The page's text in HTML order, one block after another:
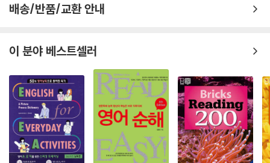
할 수 있다. 영어가 부담스럽고 어렵게 느껴지는 사람이라면 문장을 꼼꼼
과 어휘력이 탄탄해지는 것을 느낄 수 있다. 하루 1시간씩 꾸준하게 자기
전이나 새벽 시간 등 자투리 시간을 활용해서 읽으면 좋다.
영한대역 삼국지의 효과
-삼국지를 좋아하는 사람은 삼국지의 재미를 더욱 폭넓게 느낄 수 있다.
-재미있게 읽으면서 자연스럽게 영어 실력이 향상되고 세상에 대한 깊은
통찰력과 지혜를 갖춘 전략을 배운다.
배송/반품/교환 안내
이 분야 베스트셀러